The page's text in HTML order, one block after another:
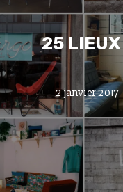
25 LIEUX
2 janvier 2017